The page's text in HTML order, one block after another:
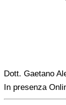
Dott. Gaetano
In presenza